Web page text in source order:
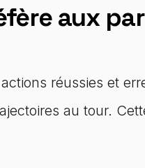
aux
réussies et
au tour.